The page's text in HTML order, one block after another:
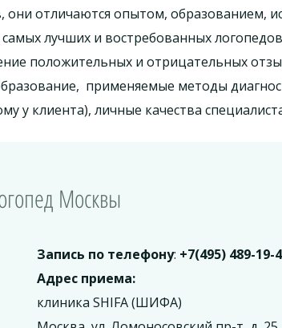
отличаются опытом, образованием,
лучших и востребованных логопедов
положительных и отрицательных
применяемые методы
у клиента), личные качества
Москвы
Запись по телефону: +7(495) 489-19-
Адрес приема:
клиника SHIFA (ШИФА)